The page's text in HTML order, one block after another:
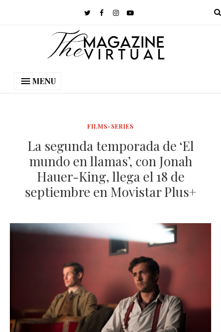
MENU
FILMS-SERIES
La segunda temporada de ‘El
mundo en llamas’, con Jonah
Hauer-King, llega el 18 de
septiembre en Movistar Plus+